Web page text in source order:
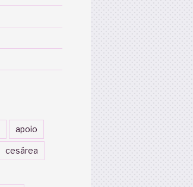
apoio
cesárea